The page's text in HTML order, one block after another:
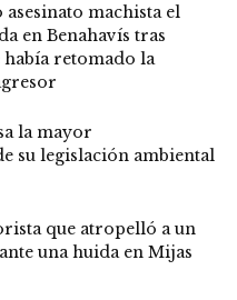
machista el
en Benahavís tras
retomado la
la mayor
su legislación ambiental
que atropelló a un
una huida en Mijas